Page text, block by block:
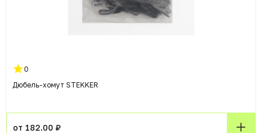
0
Дюбель-хомут STEKKER
от 182.00 ₽